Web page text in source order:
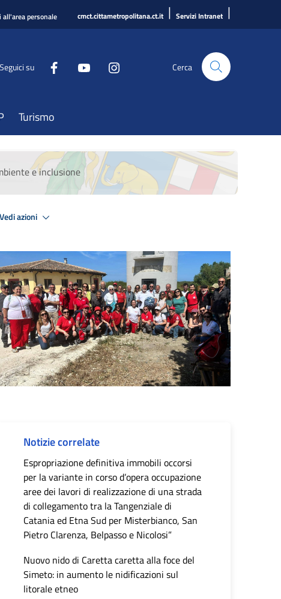
all'area personale cmct.cittametropolitana.ct.it | Servizi Intranet |
Seguici su Cerca
Turismo
e inclusione
Vedi azioni
Notizie correlate
Espropriazione definitiva immobili occorsi
per la variante in corso d’opera occupazione
aree dei lavori di realizzazione di una strada
di collegamento tra la Tangenziale di
Catania ed Etna Sud per Misterbianco, San
Pietro Clarenza, Belpasso e Nicolosi”
Nuovo nido di Caretta caretta alla foce del
Simeto: in aumento le nidificazioni sul
litorale etneo